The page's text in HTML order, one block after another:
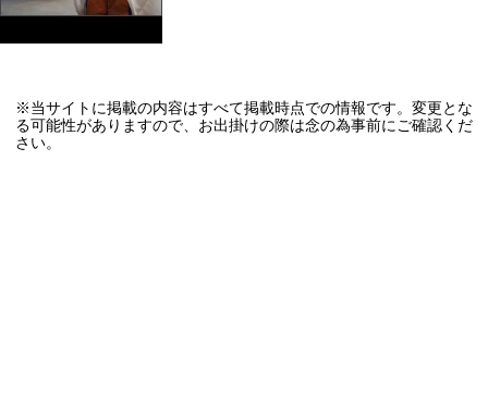
※当サイトに掲載の内容はすべて掲載時点での情報です。変更とな
る可能性がありますので、お出掛けの際は念の為事前にご確認くだ
さい。